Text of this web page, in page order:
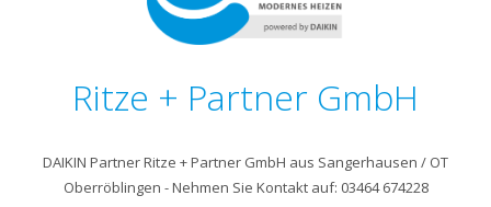
Ritze + Partner GmbH
DAIKIN Partner Ritze + Partner GmbH aus Sangerhausen / OT
Oberröblingen - Nehmen Sie Kontakt auf: 03464 674228